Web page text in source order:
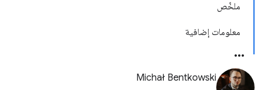
ملخّص
معلومات إضافية
Michał Bentkowski